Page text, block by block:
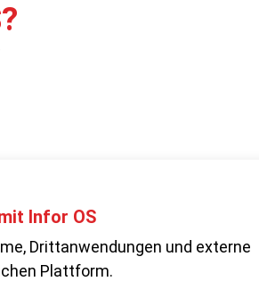
Systeme, Abteilungen
Infor OS
Drittanwendungen und externe
Plattform.